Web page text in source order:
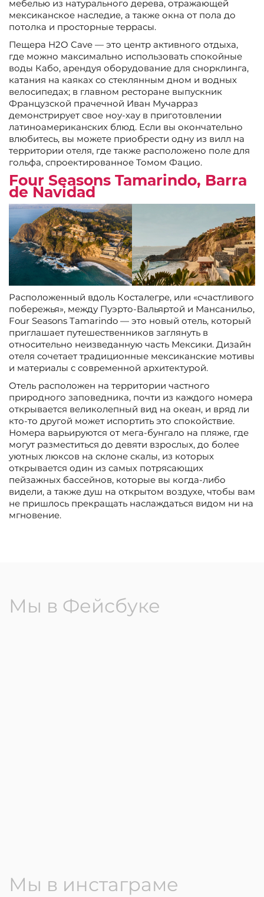
мебелью из натурального дерева, отражающей
мексиканское наследие, а также окна от пола до
потолка и просторные террасы.
Пещера H2O Cave — это центр активного отдыха,
где можно максимально использовать спокойные
воды Кабо, арендуя оборудование для снорклинга,
катания на каяках со стеклянным дном и водных
велосипедах; в главном ресторане выпускник
Французской прачечной Иван Мучарраз
демонстрирует свое ноу-хау в приготовлении
латиноамериканских блюд. Если вы окончательно
влюбитесь, вы можете приобрести одну из вилл на
территории отеля, где также расположено поле для
гольфа, спроектированное Томом Фацио.
Four Seasons Tamarindo, Barra
de Navidad
Расположенный вдоль Косталегре, или «счастливого
побережья», между Пуэрто-Вальяртой и Мансанильо,
Four Seasons Tamarindo — это новый отель, который
приглашает путешественников заглянуть в
относительно неизведанную часть Мексики. Дизайн
отеля сочетает традиционные мексиканские мотивы
и материалы с современной архитектурой.
Отель расположен на территории частного
природного заповедника, почти из каждого номера
открывается великолепный вид на океан, и вряд ли
кто-то другой может испортить это спокойствие.
Номера варьируются от мега-бунгало на пляже, где
могут разместиться до девяти взрослых, до более
уютных люксов на склоне скалы, из которых
открывается один из самых потрясающих
пейзажных бассейнов, которые вы когда-либо
видели, а также душ на открытом воздухе, чтобы вам
не пришлось прекращать наслаждаться видом ни на
мгновение.
Мы в Фейсбуке
Мы в инстаграме